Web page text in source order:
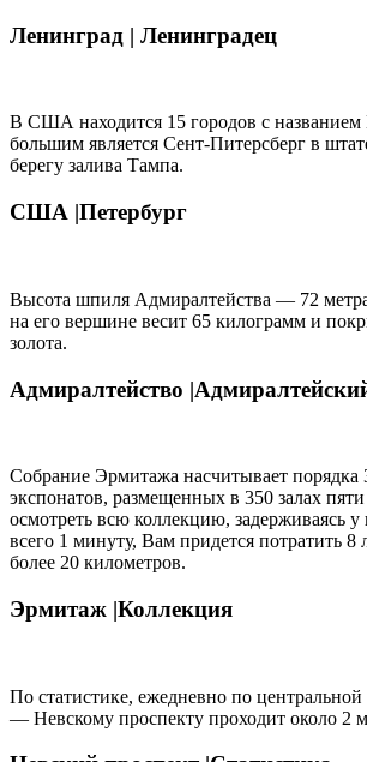
Ленинград | Ленинградец
В США находится 15 городов с
большим является Сент-Питерсберг в
берегу залива Тампа.
США |Петербург
Высота шпиля Адмиралтейства — 72
на его вершине весит 65 килограмм и
золота.
Адмиралтейство |
Собрание Эрмитажа насчитывает порядка
экспонатов, размещенных в 350 залах
осмотреть всю коллекцию, задерживаясь у
всего 1 минуту, Вам придется потратить
более 20 километров.
Эрмитаж |Коллекция
По статистике, ежедневно по центральной
— Невскому проспекту проходит около 2